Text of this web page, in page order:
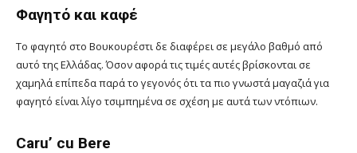
Φαγητό και καφέ
Το φαγητό στο Βουκουρέστι δε διαφέρει σε μεγάλο βαθμό από
αυτό της Ελλάδας. Όσον αφορά τις τιμές αυτές βρίσκονται σε
χαμηλά επίπεδα παρά το γεγονός ότι τα πιο γνωστά μαγαζιά για
φαγητό είναι λίγο τσιμπημένα σε σχέση με αυτά των ντόπιων.
Caru’ cu Bere